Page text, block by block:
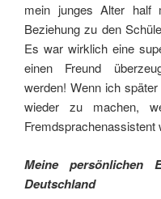
mein junges Alter half
Beziehung zu den
Es war wirklich eine
einen Freund
werden! Wenn ich
wieder zu machen,
Fremdsprachenassistent
Meine persönlichen
Deutschland